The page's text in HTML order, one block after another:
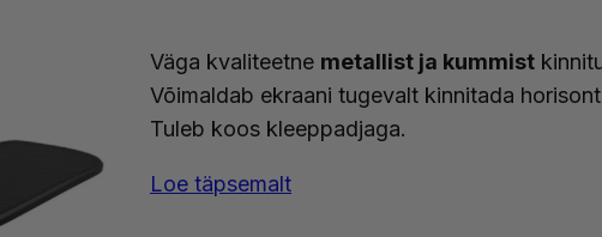
Väga kvaliteetne metallist ja kummist
Võimaldab ekraani tugevalt kinnitada
Tuleb koos kleeppadjaga.
Loe täpsemalt